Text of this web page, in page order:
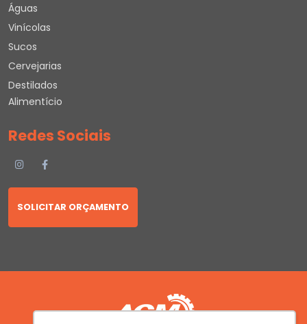
Águas
Vinícolas
Sucos
Cervejarias
Destilados
Alimentício
Redes Sociais
SOLICITAR ORÇAMENTO